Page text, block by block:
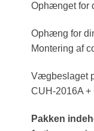
Ophænget for
Ophæng for
Montering af
Vægbeslaget
CUH-2016A +
Pakken